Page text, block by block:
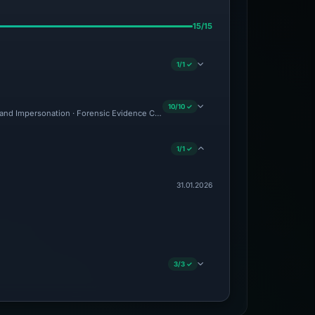
15/15
1/1 ✓
Impersonation · Forensic Evidence Collected · Technical Analysis Recorded ·
10/10 ✓
1/1 ✓
31.01.2026
3/3 ✓